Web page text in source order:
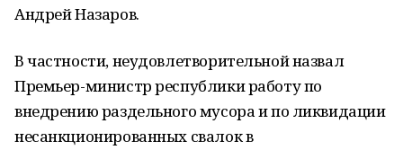
Андрей Назаров.
В частности, неудовлетворительной назвал
Премьер-министр республики работу по
внедрению раздельного мусора и по ликвидации
несанкционированных свалок в